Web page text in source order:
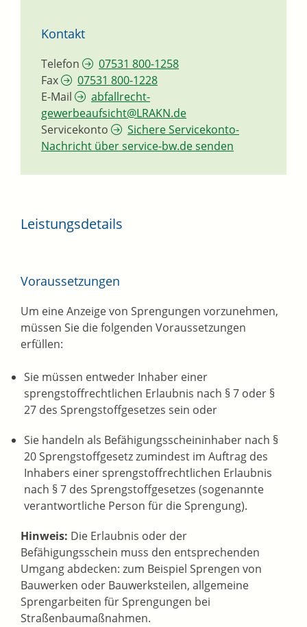
Kontakt
Telefon
07531 800-1258
Fax
07531 800-1228
E-Mail
abfallrecht-
gewerbeaufsicht@LRAKN.de
Servicekonto
Sichere Servicekonto-
Nachricht über service-bw.de senden
Leistungsdetails
Voraussetzungen
Um eine Anzeige von Sprengungen vorzunehmen,
müssen Sie die folgenden Voraussetzungen
erfüllen:
Sie müssen entweder Inhaber einer
sprengstoffrechtlichen Erlaubnis nach § 7 oder §
27 des Sprengstoffgesetzes sein oder
Sie handeln als Befähigungsscheininhaber nach §
20 Sprengstoffgesetz zumindest im Auftrag des
Inhabers einer sprengstoffrechtlichen Erlaubnis
nach § 7 des Sprengstoffgesetzes (sogenannte
verantwortliche Person für die Sprengung).
Hinweis: Die Erlaubnis oder der
Befähigungsschein muss den entsprechenden
Umgang abdecken: zum Beispiel Sprengen von
Bauwerken oder Bauwerksteilen, allgemeine
Sprengarbeiten für Sprengungen bei
Straßenbaumaßnahmen.